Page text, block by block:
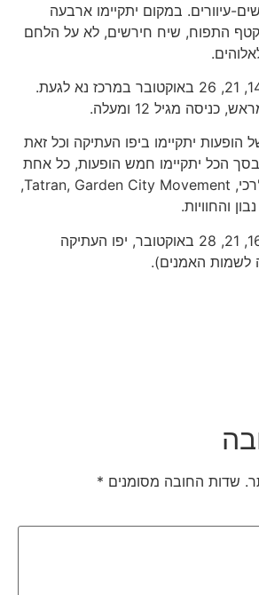
עיוורים. במקום יתקיימו ארבעה
התפוח, שיח חירשים, לא על הלחם
איפה ומתי: 07, 12, 14, 21, 26 באוקטובר במרכז נא לגעת.
מגיל 12 ומעלה.
יתקיימו ביפו העתיקה וכל זאת
הכל יתקיימו חמש הופעות, כל אחת
של אמן אחר: לירז צ'רכי, Tatran, Garden City Movement,
והחוויות.
איפה ומתי: 07, 14, 16, 21, 28 באוקטובר, יפו העתיקה
האמנים).
שדות החובה מסומנים*